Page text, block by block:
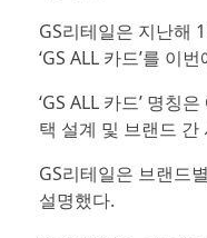
GS리테일은 지난해
‘GS ALL 카드’를 이
‘GS ALL 카드’ 명칭
택 설계 및 브랜드
GS리테일은 브랜드
설명했다.